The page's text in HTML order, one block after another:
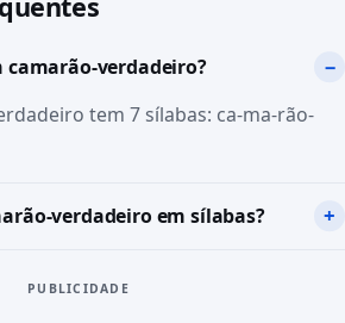
verdadeiro?
tem 7 sílabas: ca-ma-rão-
verdadeiro em sílabas?
PUBLICIDADE